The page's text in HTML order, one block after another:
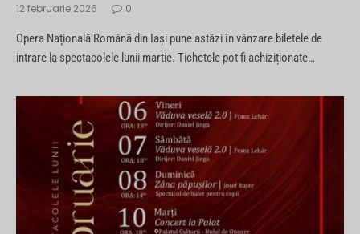
12 februarie 2026 0
Opera Națională Română din Iași pune astăzi în vânzare biletele de
intrare la spectacolele lunii martie. Tichetele pot fi achiziționate…